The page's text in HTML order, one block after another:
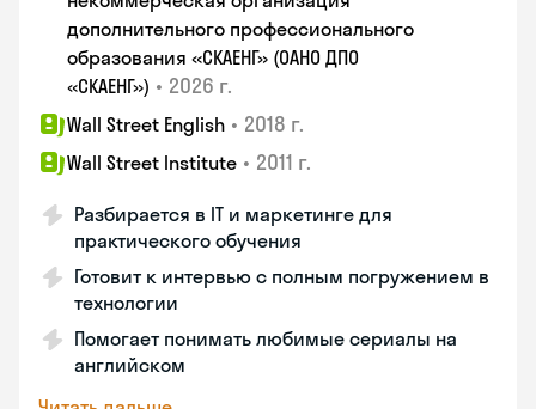
дополнительного профессионального
образования «СКАЕНГ» (ОАНО ДПО
«СКАЕНГ») • 2026 г.
Wall Street English • 2018 г.
Wall Street Institute • 2011 г.
Разбирается в IT и маркетинге для
практического обучения
Готовит к интервью с полным погружением в
технологии
Помогает понимать любимые сериалы на
английском